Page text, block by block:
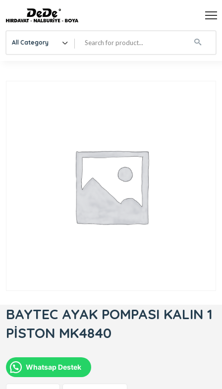
All Category
BAYTEC AYAK POMPASI KALIN 1
PİSTON MK4840
Whatsap Destek